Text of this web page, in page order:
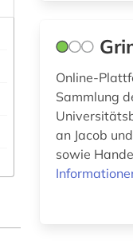
Online-
Sammlung
an Jacob
sowie